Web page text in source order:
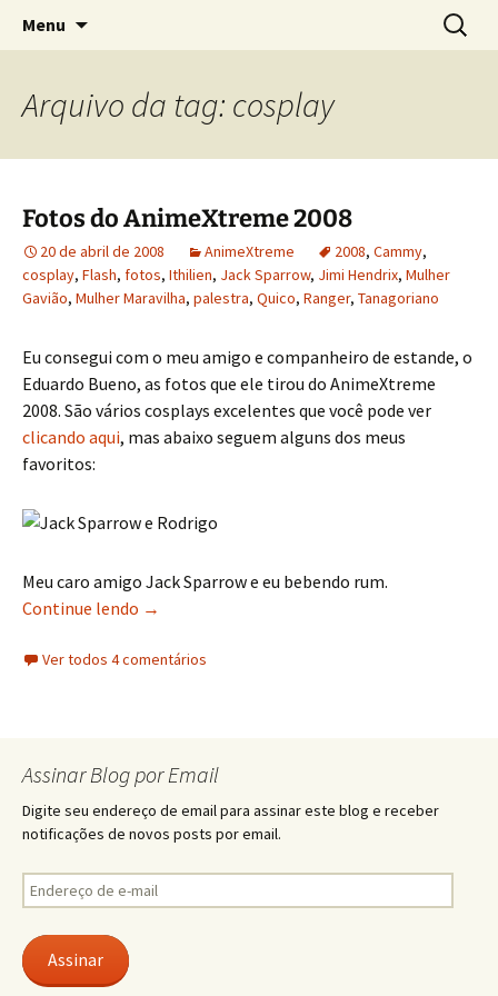
Tolkien e o Élfico
Sobre as línguas d'O Senhor dos Anéis
Menu
conteúdo
por:
Arquivo da tag: cosplay
Fotos do AnimeXtreme 2008
20 de abril de 2008 AnimeXtreme 2008, Cammy,
cosplay, Flash, fotos, Ithilien, Jack Sparrow, Jimi Hendrix, Mulher
Gavião, Mulher Maravilha, palestra, Quico, Ranger, Tanagoriano
Eu consegui com o meu amigo e companheiro de estande, o
Eduardo Bueno, as fotos que ele tirou do AnimeXtreme
2008. São vários cosplays excelentes que você pode ver
clicando aqui, mas abaixo seguem alguns dos meus
favoritos:
Meu caro amigo Jack Sparrow e eu bebendo rum.
Continue lendo Fotos do AnimeXtreme 2008
→
Ver todos 4 comentários
Assinar Blog por Email
Digite seu endereço de email para assinar este blog e receber
notificações de novos posts por email.
Endereço
de
mail Assinar